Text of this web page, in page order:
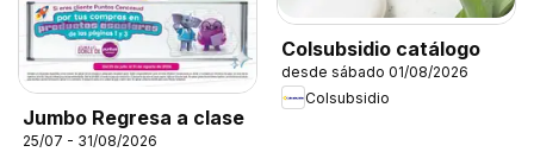
Jumbo Regresa a clase
25/07 - 31/08/2026
Colsubsidio catálogo
desde sábado 01/08/2026
Colsubsidio